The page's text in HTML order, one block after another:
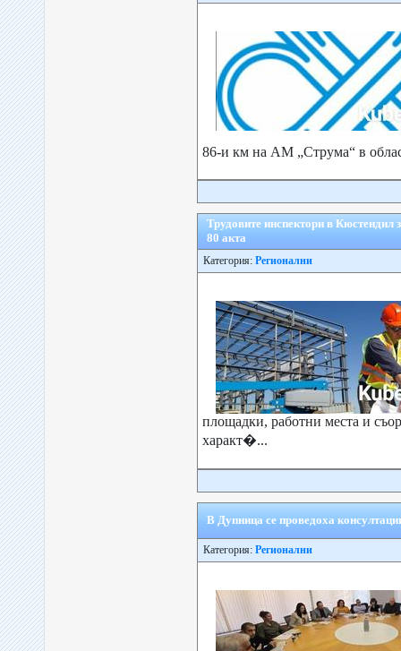
86-и км на АМ „Струма“ в
Трудовите инспектори в Кюстендил
80 акта
Категория: Регионални
площадки, работни места и
характ�...
В Дупница се проведоха
Категория: Регионални